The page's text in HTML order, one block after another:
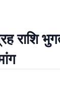
राशि